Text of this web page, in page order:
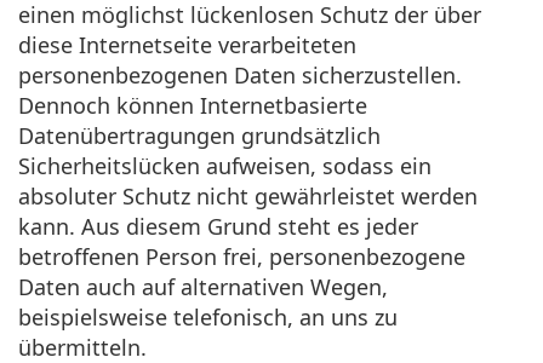
einen möglichst lückenlosen Schutz der über
diese Internetseite verarbeiteten
personenbezogenen Daten sicherzustellen.
Dennoch können Internetbasierte
Datenübertragungen grundsätzlich
Sicherheitslücken aufweisen, sodass ein
absoluter Schutz nicht gewährleistet werden
kann. Aus diesem Grund steht es jeder
betroffenen Person frei, personenbezogene
Daten auch auf alternativen Wegen,
beispielsweise telefonisch, an uns zu
übermitteln.